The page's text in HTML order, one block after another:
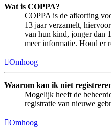
Wat is COPPA?
COPPA is de afkorting
13 jaar verzamelt,
van hun kind, jonger dan
meer informatie. Houd er
Omhoog
Waarom kan ik niet
Mogelijk heeft de
registratie van nieuwe
Omhoog